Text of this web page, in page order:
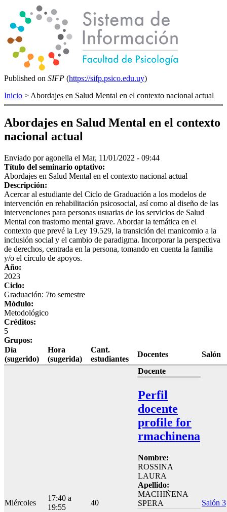
Published on SIFP (https://sifp.psico.edu.uy)
Inicio > Abordajes en Salud Mental en el contexto nacional actual
Abordajes en Salud Mental en el contexto
nacional actual
Enviado poragonella el Mar, 11/01/2022 - 09:44
Título del seminario optativo:
Abordajes en Salud Mental en el contexto nacional actual
Descripción:
Acercar al estudiante del Ciclo de Graduación a los modelos de
intervención en rehabilitación psicosocial, así como al diseño de las
intervenciones para personas usuarias de los servicios de Salud
Mental con trastorno mental grave. Abordar la temática en el
contexto que prevé la Ley 19.529, la transición del manicomio a la
inclusión social y el cambio de paradigma. Incorporar la perspectiva
de derechos, centrada en la persona, tomando en cuenta la familia
y/o el círculo de apoyos.
Año:
2023
Ciclo:
Graduación: 7to semestre
Módulo:
Metodológico
Créditos:
5
Grupos:
Día
(sugerido)
Hora
(sugerida)
Cant.
estudiantes
Docentes Salón
Miércoles
17:40 a
19:55
40
Docente
Perfil
docente
profile for
rmachinena
Nombre:
ROSSINA
LAURA
Apellido:
MACHIÑENA
SPERA
Salón 3